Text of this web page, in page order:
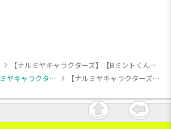
【ナルミヤキャラクターズ】【Bミントくん】ナルミヤキャラクターズ ナップサック（EX）
ナルミヤキャラクターズ 【ナルミヤキャラクターズ】【Bミントくん】ナルミヤキャラクターズ ナップサック（EX）